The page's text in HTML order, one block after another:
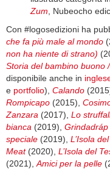
Zum, Nubeocho
Con #logosedizioni ha
che fa più male al mondo
non ha niente di strano)
Storia del bambino buono
disponibile anche in
e portfolio), Calando
Rompicapo (2015),
Zanzara (2017), Lo
bianca (2019), Grindadráp
speciale (2019), L’Isola
Meat(2020), L’Isola del
(2021),Amici per la pelle